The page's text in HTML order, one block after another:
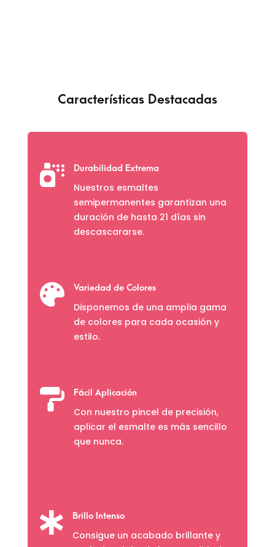
Características Destacadas
 Durabilidad Extrema
Nuestros esmaltes
semipermanentes garantizan una
duración de hasta 21 días sin
descascararse.
 Variedad de Colores
Disponemos de una amplia gama
de colores para cada ocasión y
estilo.
 Fácil Aplicación
Con nuestro pincel de precisión,
aplicar el esmalte es más sencillo
que nunca.
 Brillo Intenso
Consigue un acabado brillante y